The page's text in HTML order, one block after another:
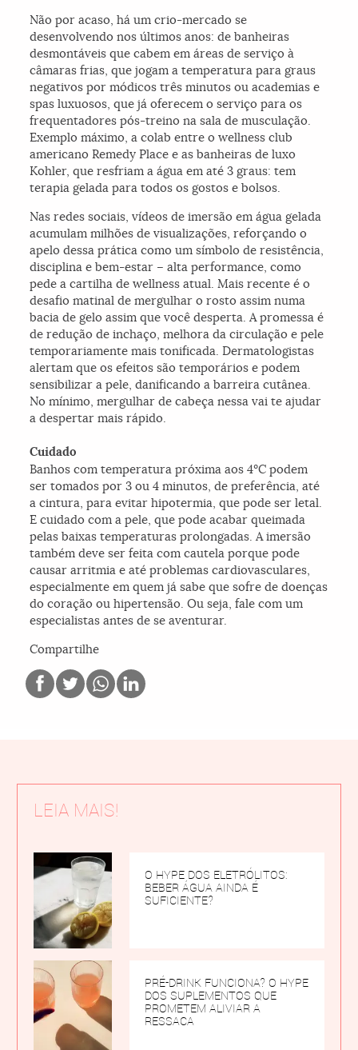
Não por acaso, há um crio-mercado se
desenvolvendo nos últimos anos: de banheiras
desmontáveis que cabem em áreas de serviço à
câmaras frias, que jogam a temperatura para graus
negativos por módicos três minutos ou academias e
spas luxuosos, que já oferecem o serviço para os
frequentadores pós-treino na sala de musculação.
Exemplo máximo, a colab entre o wellness club
americano Remedy Place e as banheiras de luxo
Kohler, que resfriam a água em até 3 graus: tem
terapia gelada para todos os gostos e bolsos.
Nas redes sociais, vídeos de imersão em água gelada
acumulam milhões de visualizações, reforçando o
apelo dessa prática como um símbolo de resistência,
disciplina e bem-estar – alta performance, como
pede a cartilha de wellness atual. Mais recente é o
desafio matinal de mergulhar o rosto assim numa
bacia de gelo assim que você desperta. A promessa é
de redução de inchaço, melhora da circulação e pele
temporariamente mais tonificada. Dermatologistas
alertam que os efeitos são temporários e podem
sensibilizar a pele, danificando a barreira cutânea.
No mínimo, mergulhar de cabeça nessa vai te ajudar
a despertar mais rápido.
Cuidado
Banhos com temperatura próxima aos 4ºC podem
ser tomados por 3 ou 4 minutos, de preferência, até
a cintura, para evitar hipotermia, que pode ser letal.
E cuidado com a pele, que pode acabar queimada
pelas baixas temperaturas prolongadas. A imersão
também deve ser feita com cautela porque pode
causar arritmia e até problemas cardiovasculares,
especialmente em quem já sabe que sofre de doenças
do coração ou hipertensão. Ou seja, fale com um
especialistas antes de se aventurar.
Compartilhe
LEIA MAIS!
O HYPE DOS ELETRÓLITOS:
BEBER ÁGUA AINDA É
SUFICIENTE?
PRÉ-DRINK FUNCIONA? O HYPE
DOS SUPLEMENTOS QUE
PROMETEM ALIVIAR A
RESSACA